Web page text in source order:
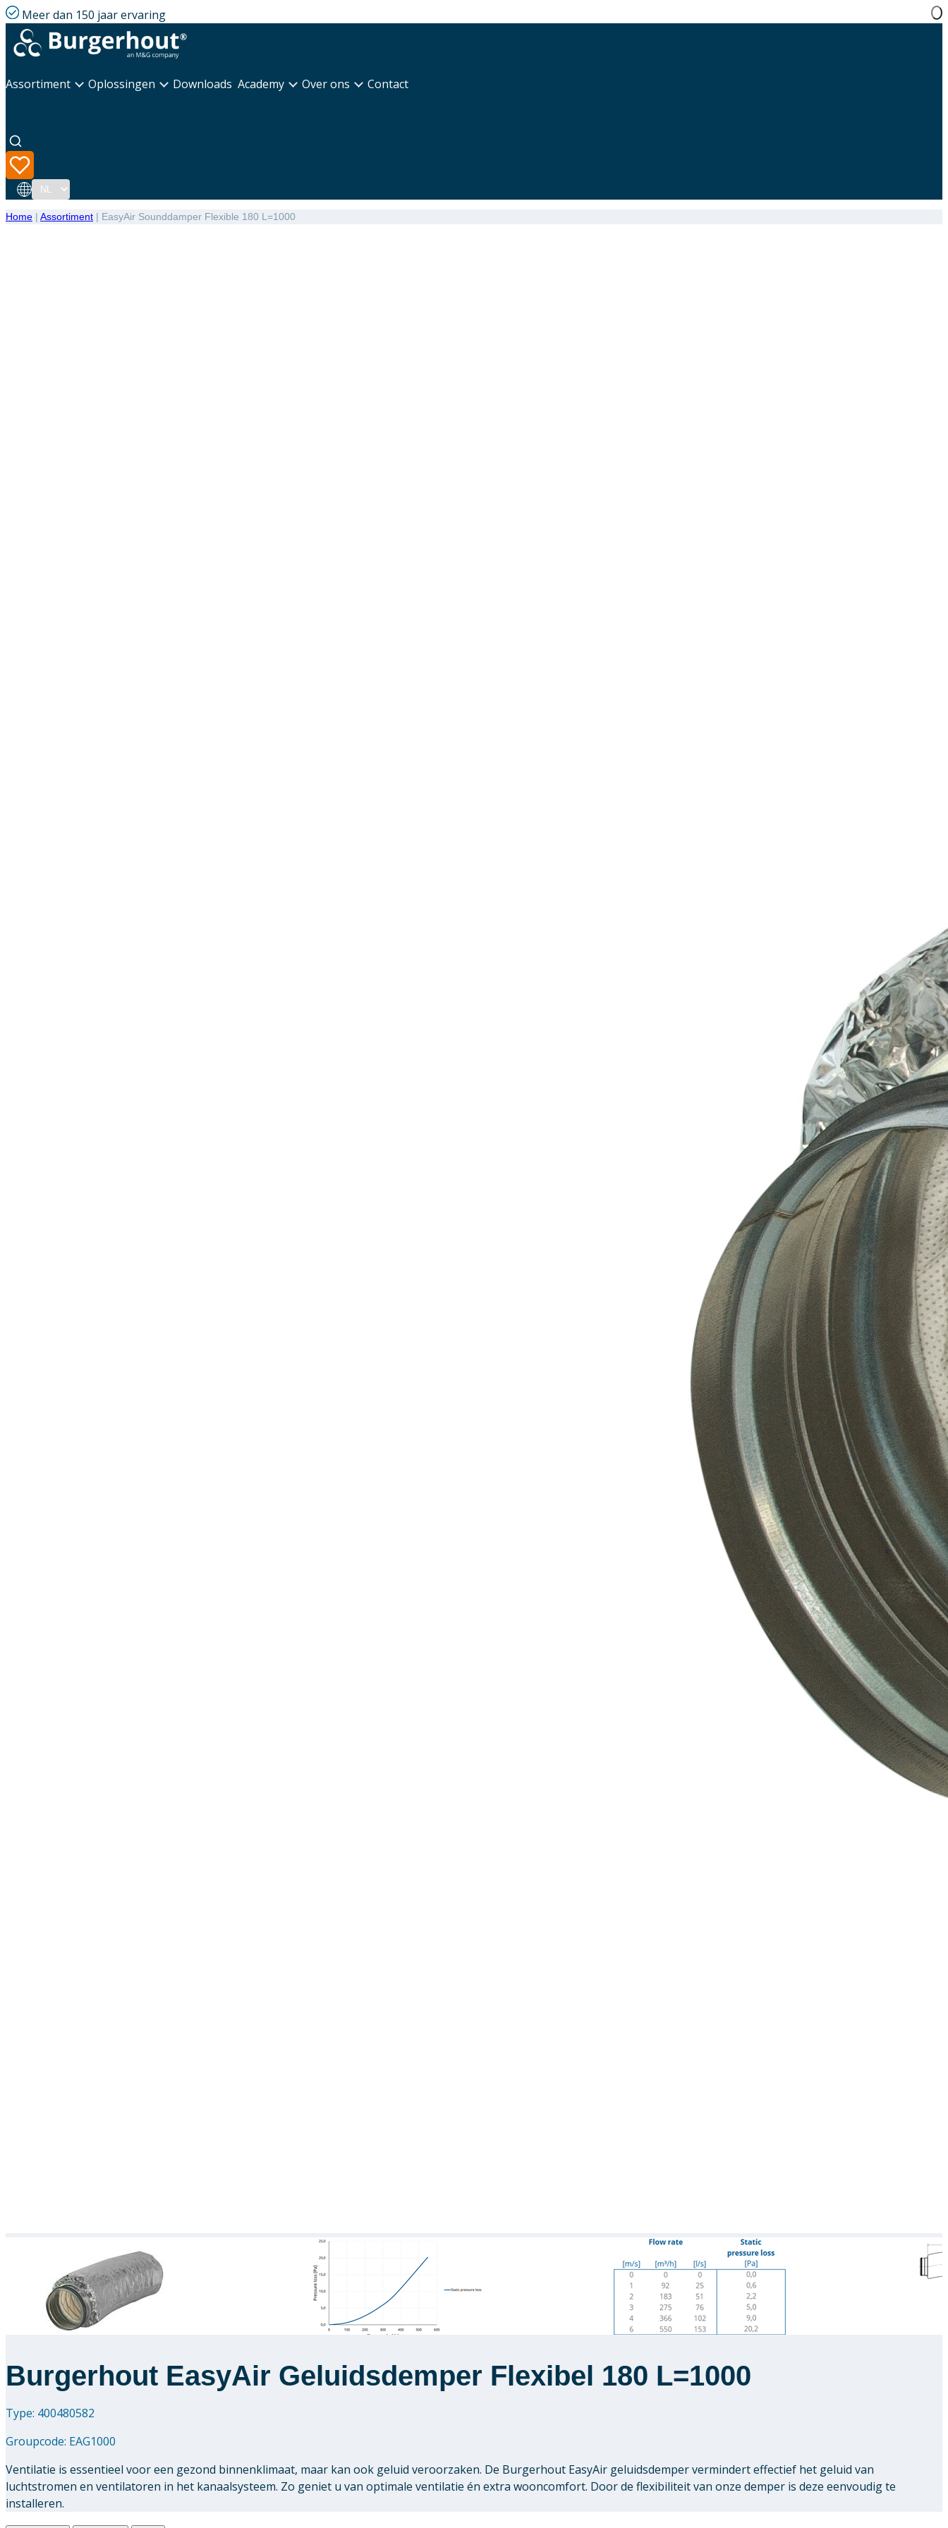
Meer dan 150 jaar ervaring
Assortiment Oplossingen Downloads Academy Over ons Contact
Taal
Home | Assortiment | EasyAir Sounddamper Flexible 180 L=1000
Burgerhout EasyAir Geluidsdemper Flexibel 180 L=1000
Type: 400480582
Groupcode: EAG1000
Ventilatie is essentieel voor een gezond binnenklimaat, maar kan ook geluid veroorzaken. De Burgerhout EasyAir geluidsdemper vermindert effectief het geluid van
luchtstromen en ventilatoren in het kanaalsysteem. Zo geniet u van optimale ventilatie én extra wooncomfort. Door de flexibiliteit van onze demper is deze eenvoudig te
installeren.